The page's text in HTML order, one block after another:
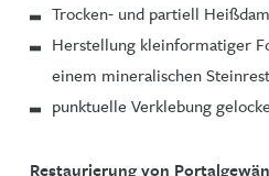
Trocken- und partiell
Herstellung kleinformatiger
einem mineralischen
punktuelle Verklebung
Restaurierung von